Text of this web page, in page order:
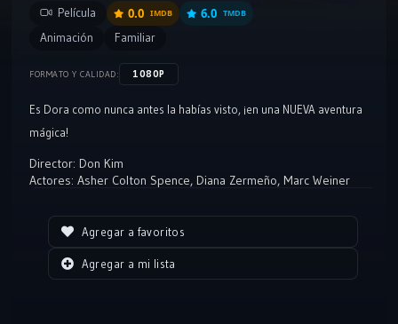
Película 0.0 IMDB 6.0 TMDB
Animación Familiar
FORMATO Y CALIDAD: 1080P
Es Dora como nunca antes la habías visto, ¡en una NUEVA aventura
mágica!
Director: Don Kim
Actores: Asher Colton Spence, Diana Zermeño, Marc Weiner
Agregar a favoritos
Agregar a mi lista